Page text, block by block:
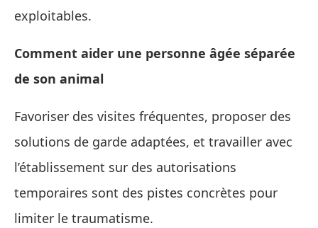
exploitables.
Comment aider une personne âgée séparée
de son animal
Favoriser des visites fréquentes, proposer des
solutions de garde adaptées, et travailler avec
l’établissement sur des autorisations
temporaires sont des pistes concrètes pour
limiter le traumatisme.